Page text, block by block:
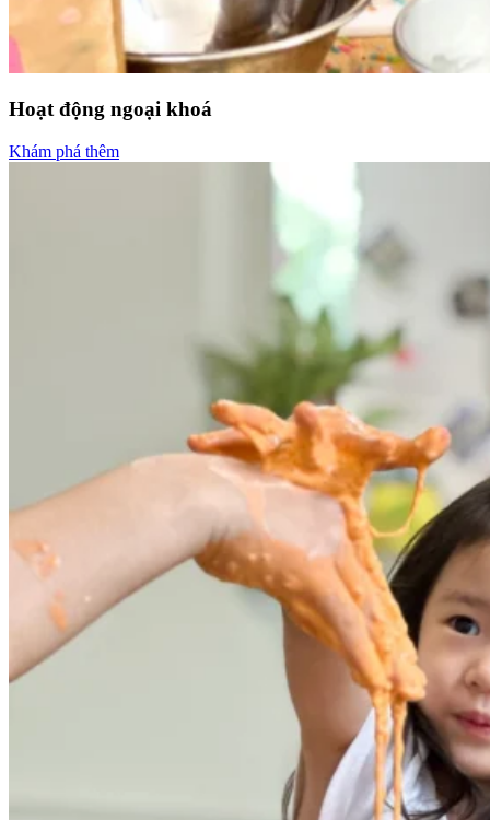
Hoạt động ngoại khoá
Khám phá thêm